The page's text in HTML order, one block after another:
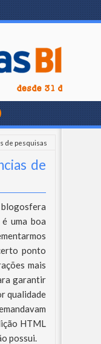
de pesquisas
de
uma boa
ponto
mais
garantir
qualidade
HTML
possui.